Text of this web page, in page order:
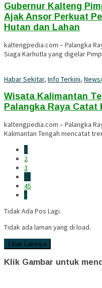
Gubernur Kalteng
Ajak Ansor Perkuat
Hutan dan Lahan
kaltengpedia.com – Palangka
Siaga Karhutla yang digelar
Habar Sekitar, Info Terkini, News
Wisata Kalimantan
Palangka Raya Catat
kaltengpedia.com – Palangka
Kalimantan Tengah mencatat
1
2
3
…
45
»
Tidak Ada Pos Lagi.
Tidak ada laman yang di load.
Lihat Lainnya
Klik Gambar untuk